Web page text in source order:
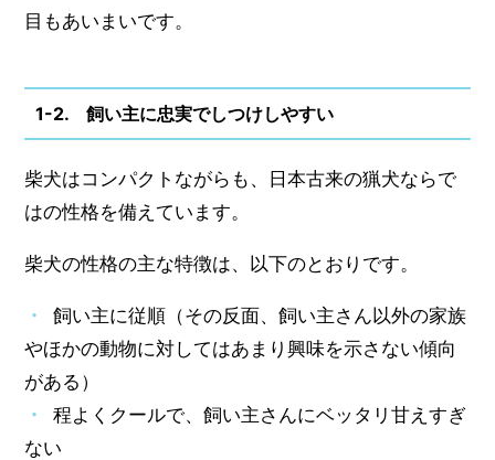
目もあいまいです。
1-2. 飼い主に忠実でしつけしやすい
柴犬はコンパクトながらも、日本古来の猟犬ならで
はの性格を備えています。
柴犬の性格の主な特徴は、以下のとおりです。
飼い主に従順（その反面、飼い主さん以外の家族
やほかの動物に対してはあまり興味を示さない傾向
がある）
程よくクールで、飼い主さんにベッタリ甘えすぎ
ない